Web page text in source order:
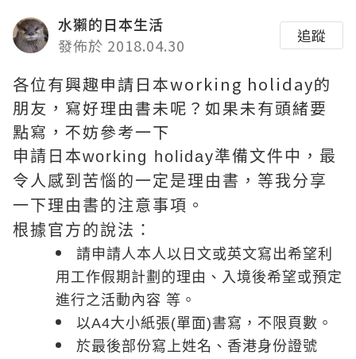
水獺的日本生活
發佈於 2018.04.30
追蹤
各位有興趣申請日本working holiday的
朋友，寫好理由書未呢？如果未有頭緒要
點寫，不妨參考一下
申請日本working holiday準備文件中，最
令人感到苦惱的一定是理由書，等我分享
一下理由書的注意事項。
根據官方的說法：
請申請人本人以日文或英文寫出希望利
用工作假期計劃的理由、入境後希望或預定
進行之活動內容 等。
以A4大小紙張(單面)書寫，不限頁數。
於最後部份寫上姓名、香港身份證號